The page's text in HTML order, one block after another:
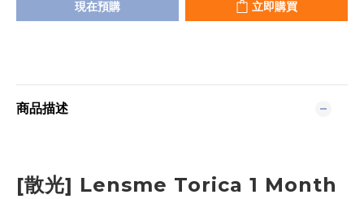
現在預購 立即購買
商品描述
[散光] Lensme Torica 1 Month